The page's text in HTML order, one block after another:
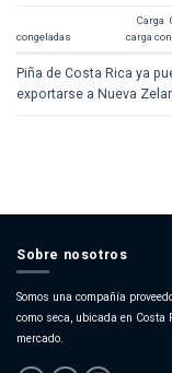
Carga
congeladas
carga
Piña de Costa Rica ya
exportarse a Nueva
Sobre nosotros
Somos una compañía
como seca, ubicada en Costa
mercado.